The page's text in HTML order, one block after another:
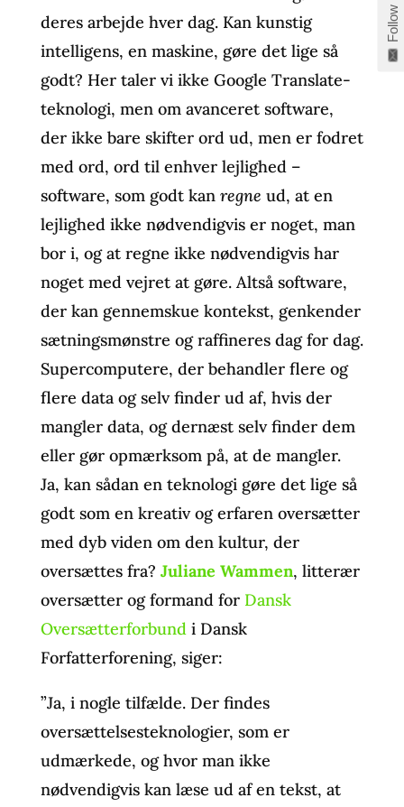
deres arbejde hver dag. Kan kunstig
intelligens, en maskine, gøre det lige så
godt? Her taler vi ikke Google Translate-
teknologi, men om avanceret software,
der ikke bare skifter ord ud, men er fodret
med ord, ord til enhver lejlighed –
software, som godt kan regne ud, at en
lejlighed ikke nødvendigvis er noget, man
bor i, og at regne ikke nødvendigvis har
noget med vejret at gøre. Altså software,
der kan gennemskue kontekst, genkender
sætningsmønstre og raffineres dag for dag.
Supercomputere, der behandler flere og
flere data og selv finder ud af, hvis der
mangler data, og dernæst selv finder dem
eller gør opmærksom på, at de mangler.
Ja, kan sådan en teknologi gøre det lige så
godt som en kreativ og erfaren oversætter
med dyb viden om den kultur, der
oversættes fra? Juliane Wammen, litterær
oversætter og formand for Dansk
Oversætterforbundi Dansk
Forfatterforening, siger:
”Ja, i nogle tilfælde. Der findes
oversættelsesteknologier, som er
udmærkede, og hvor man ikke
nødvendigvis kan læse ud af en tekst, at
Follow